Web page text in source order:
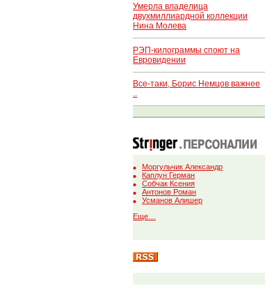
Умерла владелица
двухмиллиардной коллекции
Нина Молева
РЭП-килограммы споют на
Евровидении
Все-таки, Борис Немцов важнее
..
Моргульчик Александр
Каплун Герман
Собчак Ксения
Антонов Роман
Усманов Алишер
Еще…